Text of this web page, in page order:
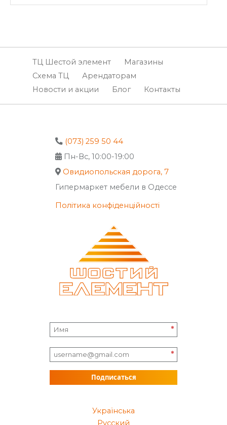
ТЦ Шестой элемент
Магазины
Схема ТЦ
Арендаторам
Новости и акции
Блог Контакты
(073) 259 50 44
Пн-Вс, 10:00-19:00
Овидиопольская дорога, 7
Гипермаркет мебели в Одессе
Політика конфіденційності
*
*
Подписаться
Українська
Русский